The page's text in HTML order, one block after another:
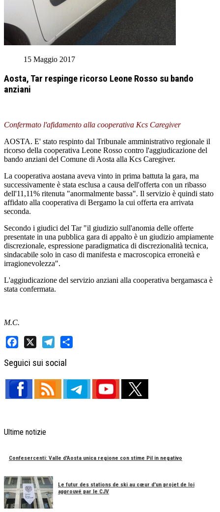
15 Maggio 2017
Aosta, Tar respinge ricorso Leone Rosso su bando
anziani
Confermato l'afidamento alla cooperativa Kcs Caregiver
AOSTA. E' stato respinto dal Tribunale amministrativo regionale il
ricorso della cooperativa Leone Rosso contro l'aggiudicazione del
bando anziani del Comune di Aosta alla Kcs Caregiver.
La cooperativa aostana aveva vinto in prima battuta la gara, ma
successivamente è stata esclusa a causa dell'offerta con un ribasso
dell'11,11% ritenuta "anormalmente bassa". Il servizio è quindi stato
affidato alla cooperativa di Bergamo la cui offerta era arrivata
seconda.
Secondo i giudici del Tar "il giudizio sull'anomia delle offerte
presentate in una pubblica gara di appalto è un giudizio ampiamente
discrezionale, espressione paradigmatica di discrezionalità tecnica,
sindacabile solo in caso di manifesta e macroscopica erroneità e
irragionevolezza".
L'aggiudicazione del servizio anziani alla cooperativa bergamasca è
stata confermata.
M.C.
Seguici sui social
Ultime notizie
Confesercenti: Valle d'Aosta unica regione con stime Pil in negativo
Le futur des stations de ski au cœur d'un projet de loi
approuvé par le CJV